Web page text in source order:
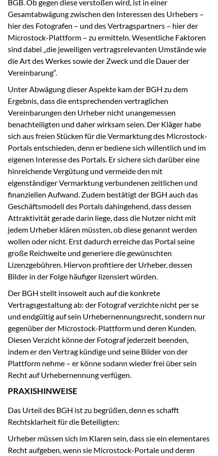
BGB. Ob gegen diese verstoßen wird, ist in einer
Gesamtabwägung zwischen den Interessen des Urhebers –
hier des Fotografen – und des Vertragspartners – hier der
Microstock-Plattform – zu ermitteln. Wesentliche Faktoren
sind dabei „die jeweiligen vertragsrelevanten Umstände wie
die Art des Werkes sowie der Zweck und die Dauer der
Vereinbarung“.
Unter Abwägung dieser Aspekte kam der BGH zu dem
Ergebnis, dass die entsprechenden vertraglichen
Vereinbarungen den Urheber nicht unangemessen
benachteiligten und daher wirksam seien. Der Kläger habe
sich aus freien Stücken für die Vermarktung des Microstock-
Portals entschieden, denn er bediene sich willentlich und im
eigenen Interesse des Portals. Er sichere sich darüber eine
hinreichende Vergütung und vermeide den mit
eigenständiger Vermarktung verbundenen zeitlichen und
finanziellen Aufwand. Zudem bestätigt der BGH auch das
Geschäftsmodell des Portals dahingehend, dass dessen
Attraktivität gerade darin liege, dass die Nutzer nicht mit
jedem Urheber klären müssten, ob diese genannt werden
wollen oder nicht. Erst dadurch erreiche das Portal seine
große Reichweite und generiere die gewünschten
Lizenzgebühren. Hiervon profitiere der Urheber, dessen
Bilder in der Folge häufiger lizensiert würden.
Der BGH stellt insoweit auch auf die konkrete
Vertragsgestaltung ab: der Fotograf verzichte nicht per se
und endgültig auf sein Urhebernennungsrecht, sondern nur
gegenüber der Microstock-Plattform und deren Kunden.
Diesen Verzicht könne der Fotograf jederzeit beenden,
indem er den Vertrag kündige und seine Bilder von der
Plattform nehme – er könne sodann wieder frei über sein
Recht auf Urhebernennung verfügen.
PRAXISHINWEISE
Das Urteil des BGH ist zu begrüßen, denn es schafft
Rechtsklarheit für die Beteiligten:
Urheber müssen sich im Klaren sein, dass sie ein elementares
Recht aufgeben, wenn sie Microstock-Portale und deren